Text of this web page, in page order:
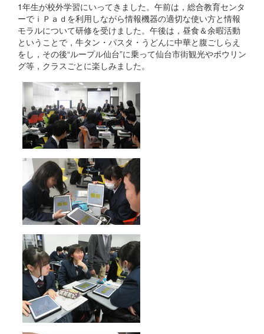
1年生が校外学習にいってきました。午前は，総合教育センタ
ーでｉＰａｄを利用しながら情報機器の適切な使い方と情報
モラルについて研修を受けました。午後は，昼食＆余暇活動
ということで，牛タン・パスタ・うどんに中華と腹ごしらえ
をし，その後“ループル仙台”に乗って仙台市街観光やボウリン
グ等，クラスごとに楽しみました。